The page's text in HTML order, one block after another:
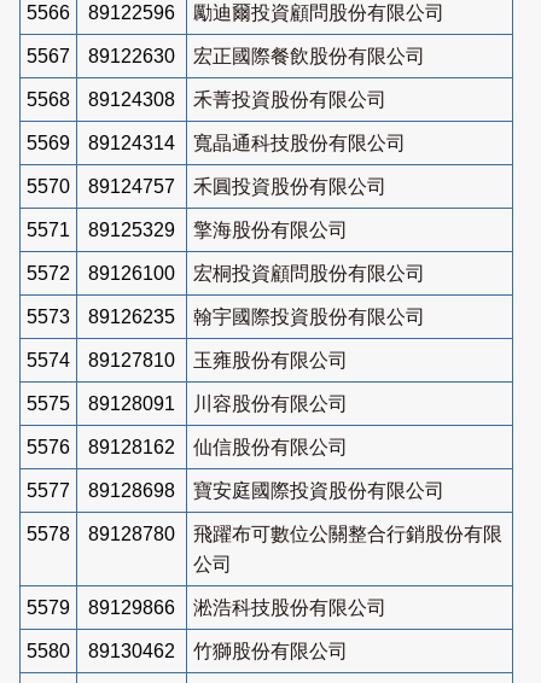
5566 89122596 勵迪爾投資顧問股份有限公司
5567 89122630 宏正國際餐飲股份有限公司
5568 89124308 禾菁投資股份有限公司
5569 89124314 寬晶通科技股份有限公司
5570 89124757 禾圓投資股份有限公司
5571 89125329 擎海股份有限公司
5572 89126100 宏桐投資顧問股份有限公司
5573 89126235 翰宇國際投資股份有限公司
5574 89127810 玉雍股份有限公司
5575 89128091 川容股份有限公司
5576 89128162 仙信股份有限公司
5577 89128698 寶安庭國際投資股份有限公司
5578 89128780
飛躍布可數位公關整合行銷股份有限
公司
5579 89129866 淞浩科技股份有限公司
5580 89130462 竹獅股份有限公司